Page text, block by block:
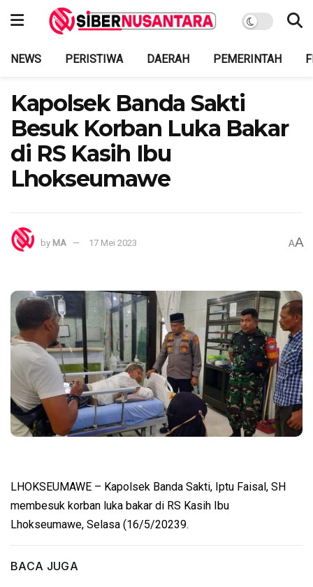
NEWS PERISTIWA DAERAH PEMERINTAH
Kapolsek Banda Sakti
Besuk Korban Luka Bakar
di RS Kasih Ibu
Lhokseumawe
by MA 17 Mei 2023 AA
LHOKSEUMAWE – Kapolsek Banda Sakti, Iptu Faisal, SH
membesuk korban luka bakar di RS Kasih Ibu
Lhokseumawe, Selasa (16/5/20239.
BACA JUGA